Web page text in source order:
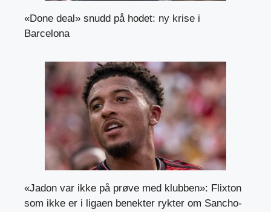
«Done deal» snudd på hodet: ny krise i
Barcelona
«Jadon var ikke på prøve med klubben»: Flixton
som ikke er i ligaen benekter rykter om Sancho-